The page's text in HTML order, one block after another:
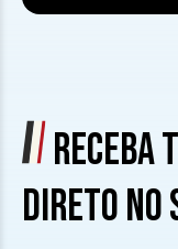
RECEBA
DIRETO